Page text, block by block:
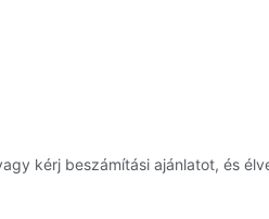
kérj beszámítási ajánlatot, és